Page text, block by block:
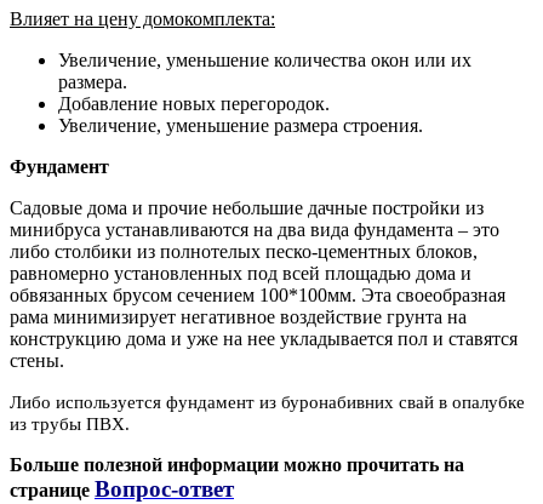
Влияет на цену домокомплекта:
Увеличение, уменьшение количества окон или их
размера.
Добавление новых перегородок.
Увеличение, уменьшение размера строения.
Фундамент
Садовые дома и прочие небольшие дачные постройки из
минибруса устанавливаются на два вида фундамента – это
либо столбики из полнотелых песко-цементных блоков,
равномерно установленных под всей площадью дома и
обвязанных брусом сечением 100*100мм. Эта своеобразная
рама минимизирует негативное воздействие грунта на
конструкцию дома и уже на нее укладывается пол и ставятся
стены.
Либо используется фундамент из буронабивних свай в опалубке
из трубы ПВХ.
Больше полезной информации можно прочитать на
странице Вопрос-ответ